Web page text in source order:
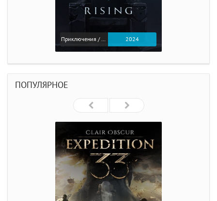
Приключения / Экшен 2024
ПОПУЛЯРНОЕ